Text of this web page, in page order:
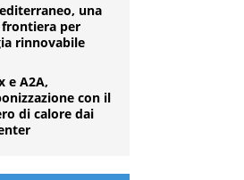
una
per
rinnovabile
e A2A,
con il
di calore dai